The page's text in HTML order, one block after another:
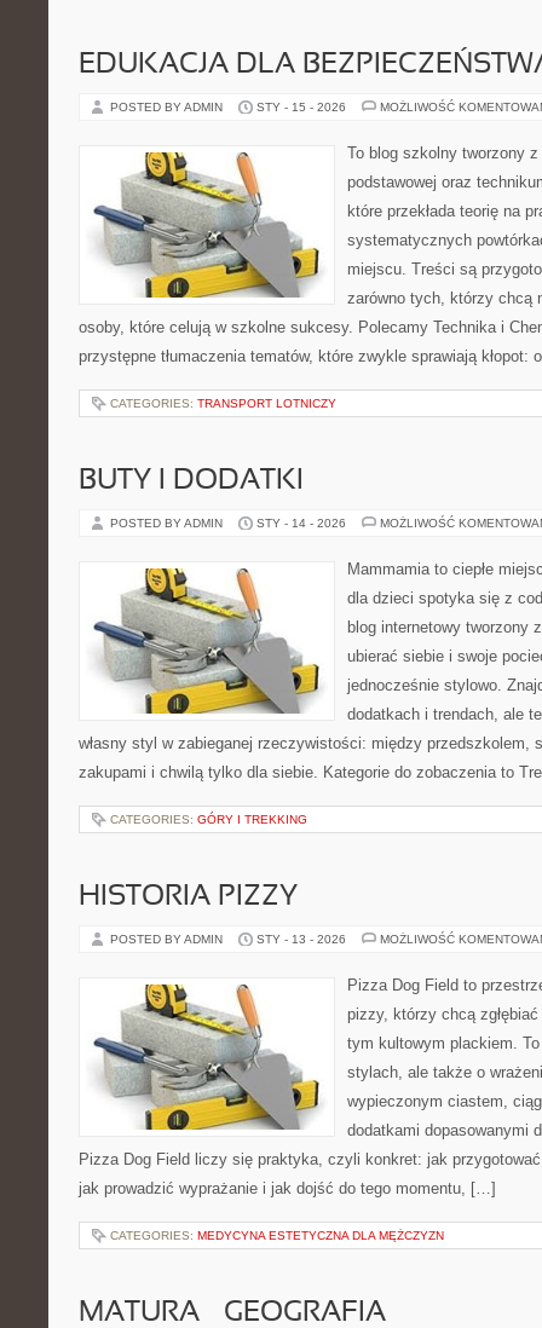
EDUKACJA DLA
POSTED BY ADMIN STY - 15 - 2026 MOŻLIWOŚĆ
To blog szkolny tworzony
podstawowej oraz
które przekłada teorię na
systematycznych
miejscu. Treści są
zarówno tych, którzy chcą
osoby, które celują w szkolne sukcesy. Polecamy Technika i
przystępne tłumaczenia tematów, które zwykle sprawiają
CATEGORIES: TRANSPORT LOTNICZY
BUTY I DODATKI
POSTED BY ADMIN STY - 14 - 2026 MOŻLIWOŚĆ
Mammamia to ciepłe
dla dzieci spotyka się z
blog internetowy tworzony
ubierać siebie i swoje
jednocześnie stylowo.
dodatkach i trendach, ale
własny styl w zabieganej rzeczywistości: między przedszkolem,
zakupami i chwilą tylko dla siebie. Kategorie do zobaczenia to
CATEGORIES: GÓRY I TREKKING
HISTORIA PIZZY
POSTED BY ADMIN STY - 13 - 2026 MOŻLIWOŚĆ
Pizza Dog Field to
pizzy, którzy chcą
tym kultowym plackiem.
stylach, ale także o
wypieczonym ciastem,
dodatkami dopasowanymi
Pizza Dog Field liczy się praktyka, czyli konkret: jak
jak prowadzić wyprażanie i jak dojść do tego momentu, […]
CATEGORIES: MEDYCYNA ESTETYCZNA DLA MĘŻCZYZN
MATURA – GEOGRAFIA